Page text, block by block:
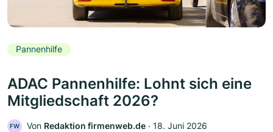
Pannenhilfe
ADAC Pannenhilfe: Lohnt sich eine
Mitgliedschaft 2026?
FW Von Redaktion firmenweb.de ‧ 18. Juni 2026